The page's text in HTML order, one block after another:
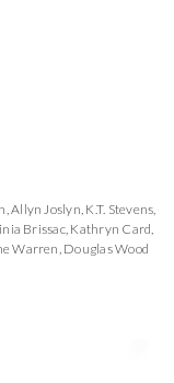
,Allyn Joslyn, K.T. Stevens,
Brissac, Kathryn Card,
Warren, Douglas Wood